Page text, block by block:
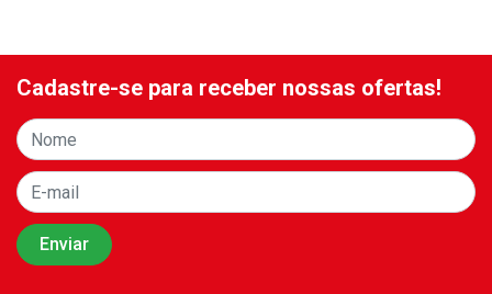
Cadastre-se para receber nossas ofertas!